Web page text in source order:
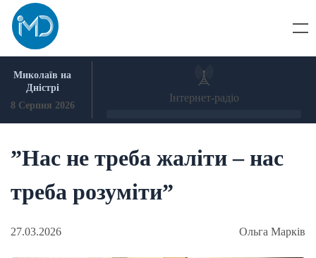
Skip
content
Миколаїв на
Дністрі
8 Серпня 2026
Інтернет-радіо
”Нас не треба жаліти – нас
треба розуміти”
27.03.2026 Ольга Марків